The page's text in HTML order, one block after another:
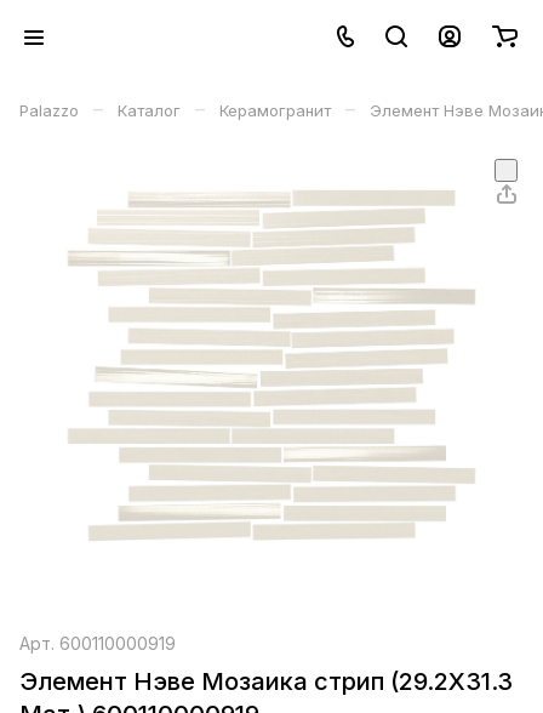
Palazzo – Каталог – Керамогранит – Элемент Нэве
Арт. 600110000919
Элемент Нэве Мозаика стрип (29.2X31.3